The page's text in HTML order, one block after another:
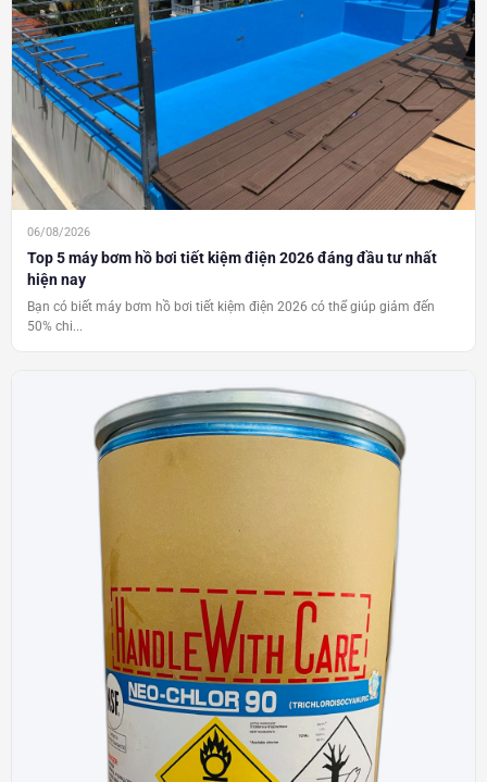
06/08/2026
Top 5 máy bơm hồ bơi tiết kiệm điện 2026 đáng đầu tư nhất
hiện nay
Bạn có biết máy bơm hồ bơi tiết kiệm điện 2026 có thể giúp giảm đến
50% chi...